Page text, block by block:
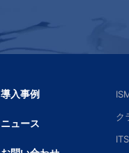
導入事例
ニュース
ク